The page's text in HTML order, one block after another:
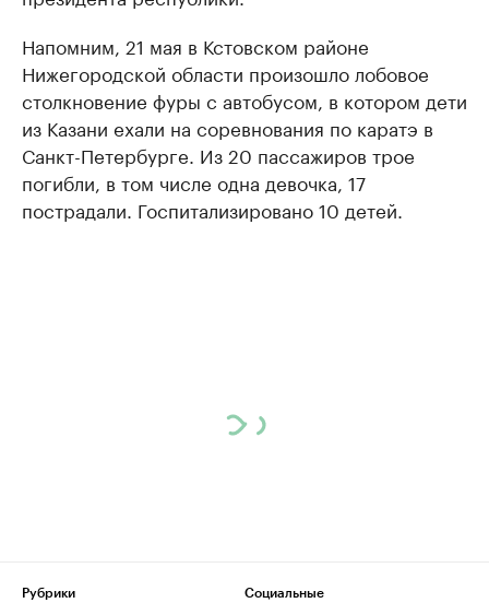
Напомним, 21 мая в Кстовском районе
Нижегородской области произошло лобовое
столкновение фуры с автобусом, в котором дети
из Казани ехали на соревнования по каратэ в
Санкт-Петербурге. Из 20 пассажиров трое
погибли, в том числе одна девочка, 17
пострадали. Госпитализировано 10 детей.
Рубрики
Социальные